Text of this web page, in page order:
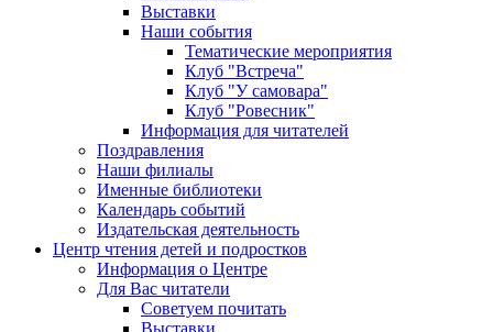
Выставки
Наши события
Тематические мероприятия
Клуб "Встреча"
Клуб "У самовара"
Клуб "Ровесник"
Информация для читателей
Поздравления
Наши филиалы
Именные библиотеки
Календарь событий
Издательская деятельность
Центр чтения детей и подростков
Информация о Центре
Для Вас читатели
Советуем почитать
Выставки